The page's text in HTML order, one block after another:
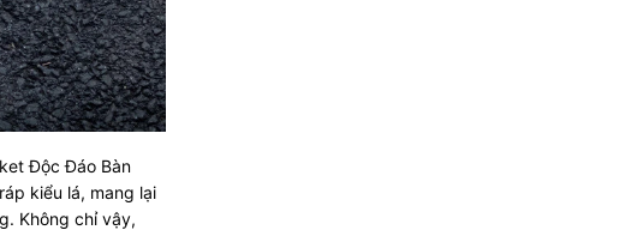
Độc Đáo Bàn
kiểu lá, mang lại
Không chỉ vậy,